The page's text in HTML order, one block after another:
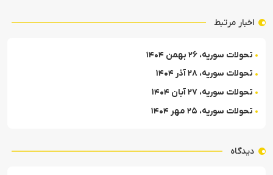
اخبار مرتبط
تحولات سوریه، ۲۶ بهمن ۱۴۰۴
تحولات سوریه، ۲۸ آذر ۱۴۰۴
تحولات سوریه، ۲۷ آبان ۱۴۰۴
تحولات سوریه، ۲۵ مهر ۱۴۰۴
دیدگاه